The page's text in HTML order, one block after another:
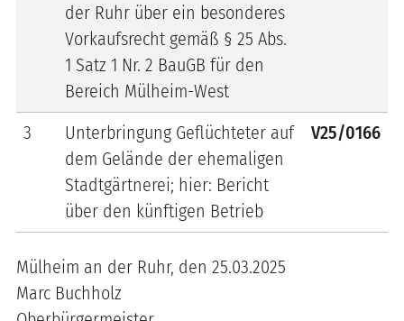
der Ruhr über ein besonderes
Vorkaufsrecht gemäß § 25 Abs.
1 Satz 1 Nr. 2 BauGB für den
Bereich Mülheim-West
3
Unterbringung Geflüchteter auf
dem Gelände der ehemaligen
Stadtgärtnerei; hier: Bericht
über den künftigen Betrieb
V25/0166
Mülheim an der Ruhr, den 25.03.2025
Marc Buchholz